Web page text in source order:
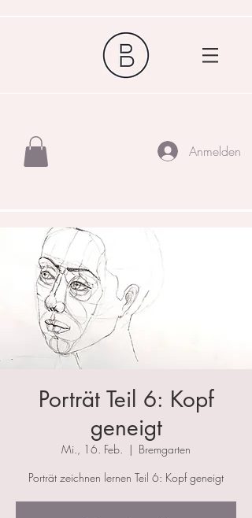
Anmelden
Porträt Teil 6: Kopf
geneigt
Mi., 16. Feb.
  |
Bremgarten
Porträt zeichnen lernen Teil 6: Kopf geneigt